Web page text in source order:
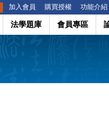
加入會員 購買授權 功能介紹
法學題庫 會員專區